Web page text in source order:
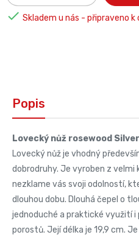
 Skladem u nás - připraveno k
Popis
Lovecký nůž rosewood
Lovecký nůž je vhodný
dobrodruhy. Je vyroben z
nezklame vás svoji odolností,
dlouhou dobu. Dlouhá čepel o
jednoduché a praktické využití i
porostů. Její délka je 19,9 cm.